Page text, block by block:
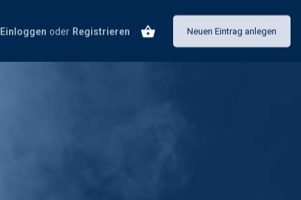
Einloggen oder Registrieren Neuen Eintrag anlegen